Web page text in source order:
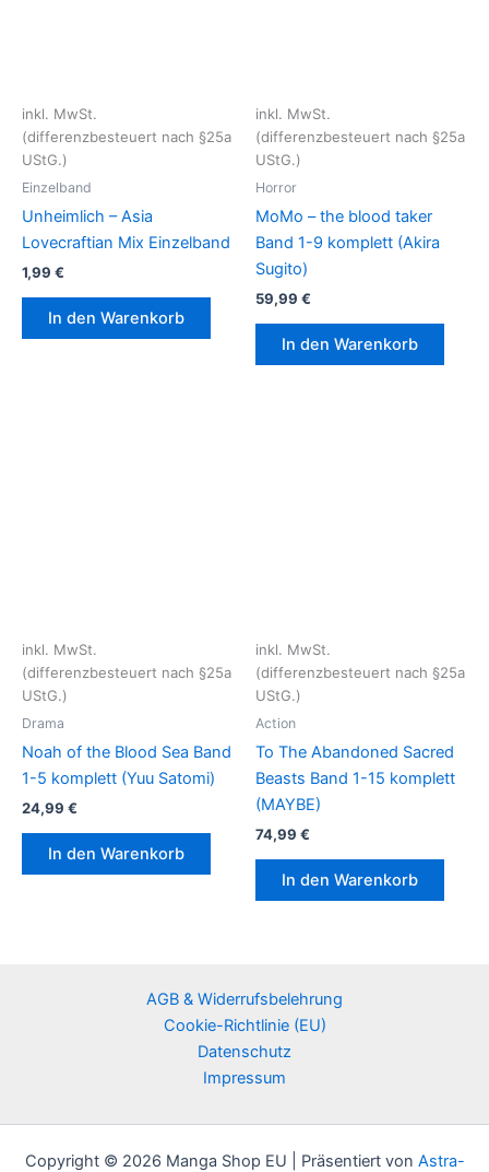
inkl. MwSt.
(differenzbesteuert nach §25a
UStG.)
Einzelband
Unheimlich – Asia
Lovecraftian Mix Einzelband
1,99 €
In den Warenkorb
inkl. MwSt.
(differenzbesteuert nach §25a
UStG.)
Horror
MoMo – the blood taker
Band 1-9 komplett (Akira
Sugito)
59,99 €
In den Warenkorb
inkl. MwSt.
(differenzbesteuert nach §25a
UStG.)
Drama
Noah of the Blood Sea Band
1-5 komplett (Yuu Satomi)
24,99 €
In den Warenkorb
inkl. MwSt.
(differenzbesteuert nach §25a
UStG.)
Action
To The Abandoned Sacred
Beasts Band 1-15 komplett
(MAYBE)
74,99 €
In den Warenkorb
AGB & Widerrufsbelehrung
Cookie-Richtlinie (EU)
Datenschutz
Impressum
Copyright © 2026 Manga Shop EU | Präsentiert von Astra-